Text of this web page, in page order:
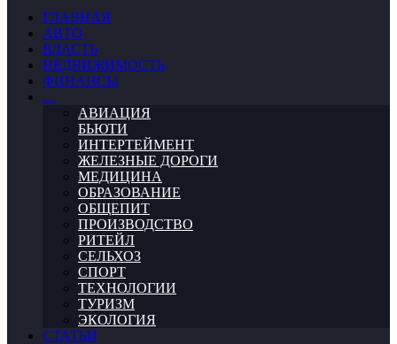
ГЛАВНАЯ
АВТО
ВЛАСТЬ
НЕДВИЖИМОСТЬ
ФИНАНСЫ
…
АВИАЦИЯ
БЬЮТИ
ИНТЕРТЕЙМЕНТ
ЖЕЛЕЗНЫЕ ДОРОГИ
МЕДИЦИНА
ОБРАЗОВАНИЕ
ОБЩЕПИТ
ПРОИЗВОДСТВО
РИТЕЙЛ
СЕЛЬХОЗ
СПОРТ
ТЕХНОЛОГИИ
ТУРИЗМ
ЭКОЛОГИЯ
СТАТЬИ